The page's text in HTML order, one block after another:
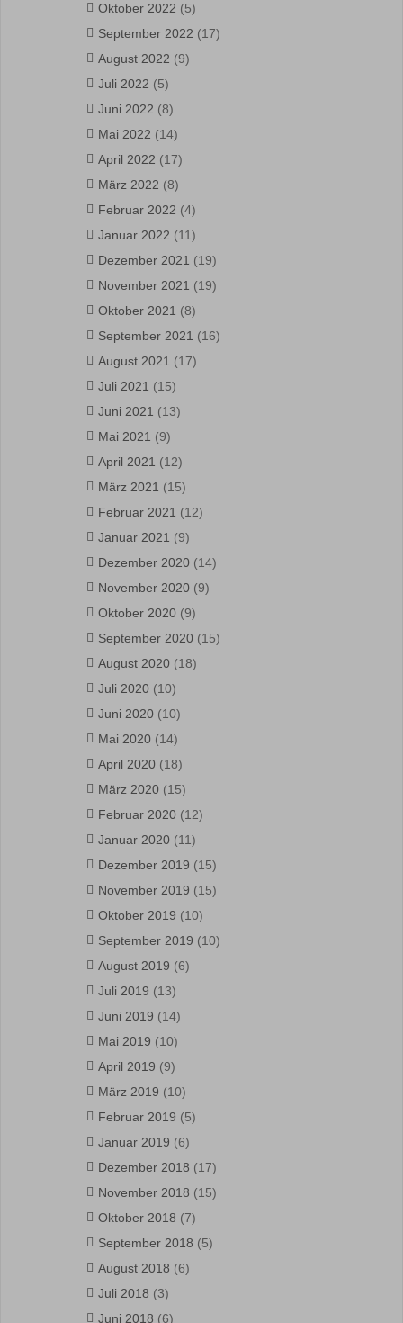
Oktober 2022 (5)
September 2022 (17)
August 2022 (9)
Juli 2022 (5)
Juni 2022 (8)
Mai 2022 (14)
April 2022 (17)
März 2022 (8)
Februar 2022 (4)
Januar 2022 (11)
Dezember 2021 (19)
November 2021 (19)
Oktober 2021 (8)
September 2021 (16)
August 2021 (17)
Juli 2021 (15)
Juni 2021 (13)
Mai 2021 (9)
April 2021 (12)
März 2021 (15)
Februar 2021 (12)
Januar 2021 (9)
Dezember 2020 (14)
November 2020 (9)
Oktober 2020 (9)
September 2020 (15)
August 2020 (18)
Juli 2020 (10)
Juni 2020 (10)
Mai 2020 (14)
April 2020 (18)
März 2020 (15)
Februar 2020 (12)
Januar 2020 (11)
Dezember 2019 (15)
November 2019 (15)
Oktober 2019 (10)
September 2019 (10)
August 2019 (6)
Juli 2019 (13)
Juni 2019 (14)
Mai 2019 (10)
April 2019 (9)
März 2019 (10)
Februar 2019 (5)
Januar 2019 (6)
Dezember 2018 (17)
November 2018 (15)
Oktober 2018 (7)
September 2018 (5)
August 2018 (6)
Juli 2018 (3)
Juni 2018 (6)